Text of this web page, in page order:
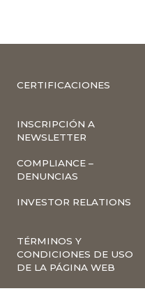
CERTIFICACIONES
INSCRIPCIÓN A
NEWSLETTER
COMPLIANCE –
DENUNCIAS
INVESTOR RELATIONS
TÉRMINOS Y
CONDICIONES DE USO
DE LA PÁGINA WEB